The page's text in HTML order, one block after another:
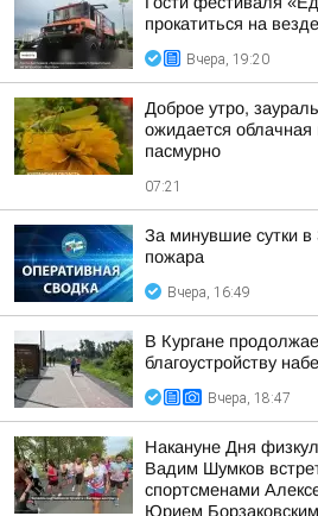
прокатиться на
Вчера, 19:20
Доброе утро,
ожидается облачная
пасмурно
07:21
За минувшие сутки
пожара
Вчера, 16:49
В Кургане
благоустройству
Вчера, 18:47
Накануне Дня
Вадим Шумков
спортсменами
Юрием Борзаковским